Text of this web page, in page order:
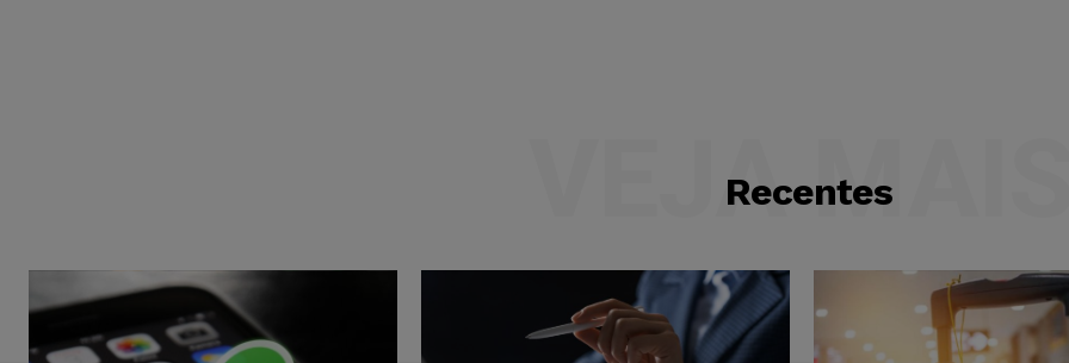
Recentes
VEJA